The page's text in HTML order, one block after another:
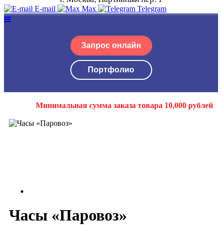
E-mail Max Telegram
Запрос онлайн
Портфолио
Минимальная сумма заказа товара 10,000 рублей
Часы «Паровоз»